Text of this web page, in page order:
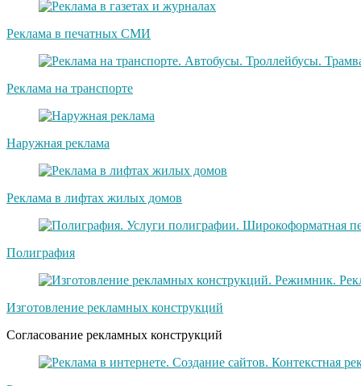
Реклама в печатных СМИ
Реклама на транспорте
Наружная реклама
Реклама в лифтах жилых домов
Полиграфия
Изготовление рекламных конструкций
Согласование рекламных конструкций